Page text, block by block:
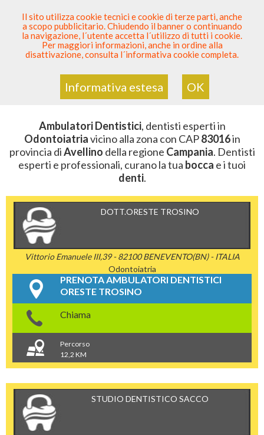
SEI DENTISTA? PARTECIPA
Sei QuiElenco Dentista Sicuro > Odontoiatria>
Ambulatori Dentistici>Campania>Avellino>CAP
83016
ZONA CON CAP 83016
Ambulatori Dentistici, dentisti esperti in
Odontoiatriavicino alla zona con CAP83016in
provincia diAvellino della regione Campania. Dentisti
esperti e professionali, curano la tua bocca e i tuoi
denti.
DOTT.ORESTE TROSINO
Vittorio Emanuele III,39 - 82100 BENEVENTO(BN) - ITALIA
Odontoiatria
PRENOTA AMBULATORI DENTISTICI
ORESTE TROSINO
Chiama
Percorso
12,2 KM
STUDIO DENTISTICO SACCO
Il sito utilizza cookie tecnici e cookie di terze parti, anche
a scopo pubblicitario. Chiudendo il banner o continuando
la navigazione, l´utente accetta l´utilizzo di tutti i cookie.
Per maggiori informazioni, anche in ordine alla
disattivazione, consulta l´informativa cookie completa.
Informativa estesa OK